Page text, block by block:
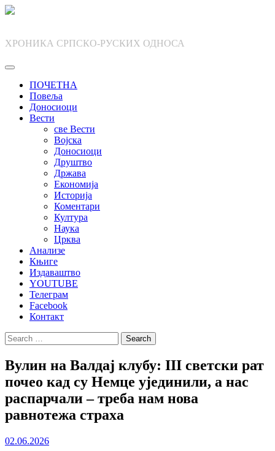
Skip
ХРОНИКА СРПСКО-РУСКИХ ОДНОСА
ПОЧЕТНА
Повеља
Доносиоци
Вести
све Вести
Војска
Доносиоци
Друштво
Држава
Економија
Историја
Коментари
Култура
Наука
Црква
Анализе
Књиге
Издаваштво
YOUTUBE
Телеграм
Facebook
Контакт
Search
for:
Вулин на Валдај клубу: III светски рат
почео кад су Немце ујединили, а нас
распарчали – треба нам нова
равнотежа страха
02.06.2026